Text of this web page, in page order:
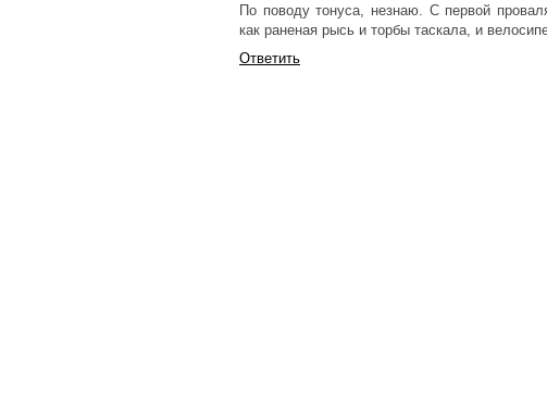
По поводу тонуса, незнаю. С первой
как раненая рысь и торбы таскала, и
Ответить